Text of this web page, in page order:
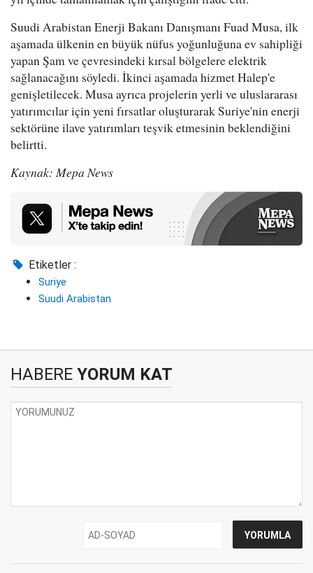
Suudi Arabistan Enerji Bakanı Danışmanı Fuad Musa, ilk
aşamada ülkenin en büyük nüfus yoğunluğuna ev sahipliği
yapan Şam ve çevresindeki kırsal bölgelere elektrik
sağlanacağını söyledi. İkinci aşamada hizmet Halep'e
genişletilecek. Musa ayrıca projelerin yerli ve uluslararası
yatırımcılar için yeni fırsatlar oluşturarak Suriye'nin enerji
sektörüne ilave yatırımları teşvik etmesinin beklendiğini
belirtti.
Kaynak: Mepa News
Etiketler :
Suriye
Suudi Arabistan
HABERE YORUM KAT